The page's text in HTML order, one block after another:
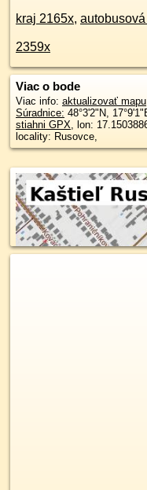
kraj 2165x,
2359x
Viac o bode
Viac info: aktualizovať mapu
Súradnice: 48°3'2"N,
stiahni GPX, lon:
locality: Rusovce,